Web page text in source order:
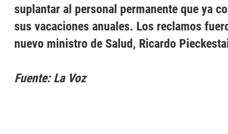
suplantar al personal permanente que ya
sus vacaciones anuales. Los reclamos
nuevo ministro de Salud, Ricardo
Fuente: La Voz